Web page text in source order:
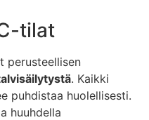
tilat
perusteellisen
. Kaikki
puhdistaa huolellisesti.
huuhdella